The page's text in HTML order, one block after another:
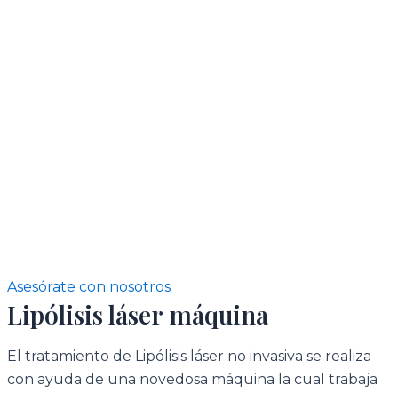
Asesórate con nosotros
Lipólisis láser máquina
El tratamiento de Lipólisis láser no invasiva se realiza
con ayuda de una novedosa máquina la cual trabaja